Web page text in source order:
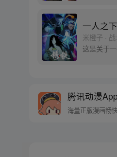
一人之
米橙子 ·
这是关于
腾讯动漫App
海量正版漫画畅